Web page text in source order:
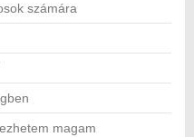
számára
magam